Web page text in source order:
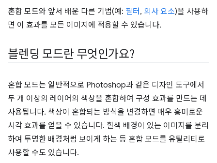
혼합 모드와 앞서 배운 다른 기법(예: 필터 , 의사 요소)을 사용하
면 이 효과를 모든 이미지에 적용할 수 있습니다.
블렌딩 모드란 무엇인가요?
혼합 모드는 일반적으로 Photoshop과 같은 디자인 도구에서
두 개 이상의 레이어의 색상을 혼합하여 구성 효과를 만드는 데
사용됩니다. 색상이 혼합되는 방식을 변경하면 매우 흥미로운
시각 효과를 얻을 수 있습니다. 흰색 배경이 있는 이미지를 분리
하여 투명한 배경처럼 보이게 하는 등 혼합 모드를 유틸리티로
사용할 수도 있습니다.